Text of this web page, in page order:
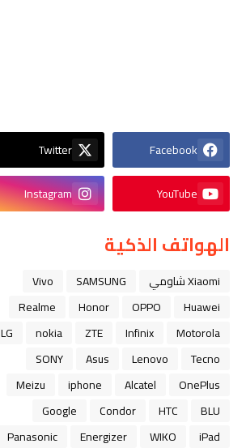
Facebook
Twitter
YouTube
Instagram
الهواتف الذكية
Xiaomi شاومي SAMSUNG
Vivo
Huawei
OPPO
Honor
Realme
Motorola
Infinix
ZTE
nokia
LG
Tecno
Lenovo
Asus
SONY
OnePlus
Alcatel
iphone
Meizu
BLU
HTC
Condor
Google
iPad
WIKO
Energizer
Panasonic